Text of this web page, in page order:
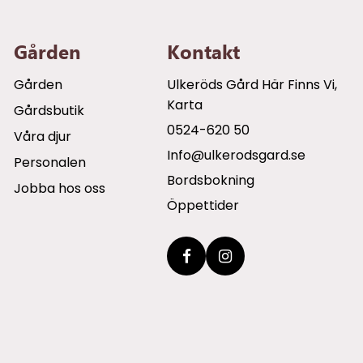
Gården
Gården
Gårdsbutik
Våra djur
Personalen
Jobba hos oss
Kontakt
Ulkeröds Gård Här Finns Vi,
Karta
0524-620 50
info@ulkerodsgard.se
Bordsbokning
Öppettider